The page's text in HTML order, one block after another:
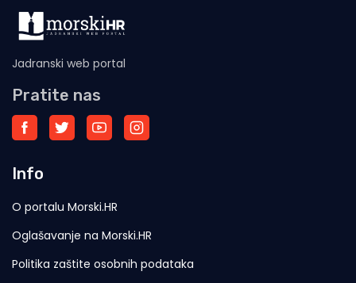
Jadranski web portal
Pratite nas
Info
O portalu Morski.HR
Oglašavanje na Morski.HR
Politika zaštite osobnih podataka